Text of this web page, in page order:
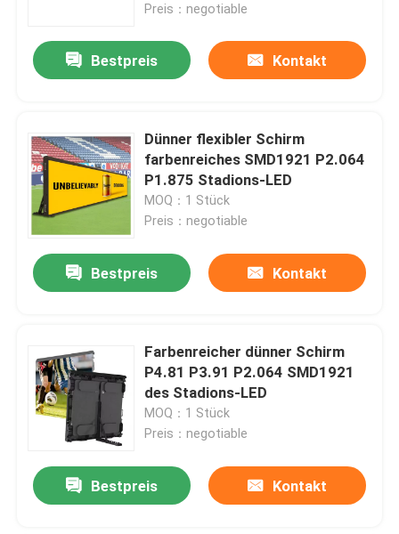
Preis：negotiable
Bestpreis Kontakt
Dünner flexibler Schirm
farbenreiches SMD1921 P2.064
P1.875 Stadions-LED
MOQ：1 Stück
Preis：negotiable
Bestpreis Kontakt
Farbenreicher dünner Schirm
P4.81 P3.91 P2.064 SMD1921
des Stadions-LED
MOQ：1 Stück
Preis：negotiable
Bestpreis Kontakt